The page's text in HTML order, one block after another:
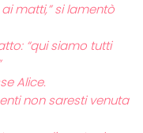
matti,” si lamentò
“qui siamo tutti
Alice.
non saresti venuta